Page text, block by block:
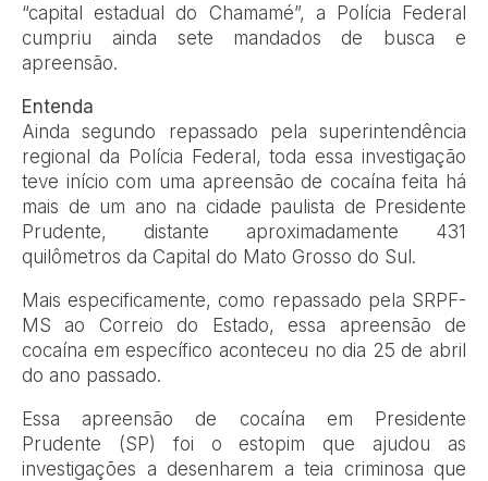
“capital estadual do Chamamé”, a Polícia Federal
cumpriu ainda sete mandados de busca e
apreensão.
Entenda
Ainda segundo repassado pela superintendência
regional da Polícia Federal, toda essa investigação
teve início com uma apreensão de cocaína feita há
mais de um ano na cidade paulista de Presidente
Prudente, distante aproximadamente 431
quilômetros da Capital do Mato Grosso do Sul.
Mais especificamente, como repassado pela SRPF-
MS ao Correio do Estado, essa apreensão de
cocaína em específico aconteceu no dia 25 de abril
do ano passado.
Essa apreensão de cocaína em Presidente
Prudente (SP) foi o estopim que ajudou as
investigações a desenharem a teia criminosa que